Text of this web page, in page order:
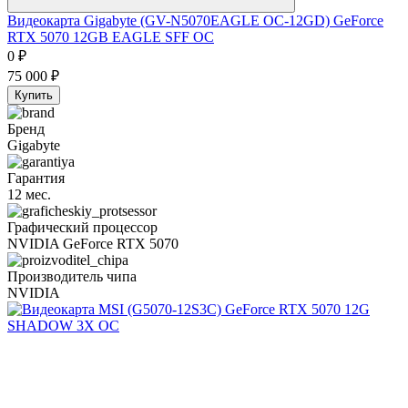
Видеокарта Gigabyte (GV-N5070EAGLE OC-12GD) GeForce
RTX 5070 12GB EAGLE SFF OC
0 ₽
75 000 ₽
Купить
Бренд
Gigabyte
Гарантия
12 мес.
Графический процессор
NVIDIA GeForce RTX 5070
Производитель чипа
NVIDIA